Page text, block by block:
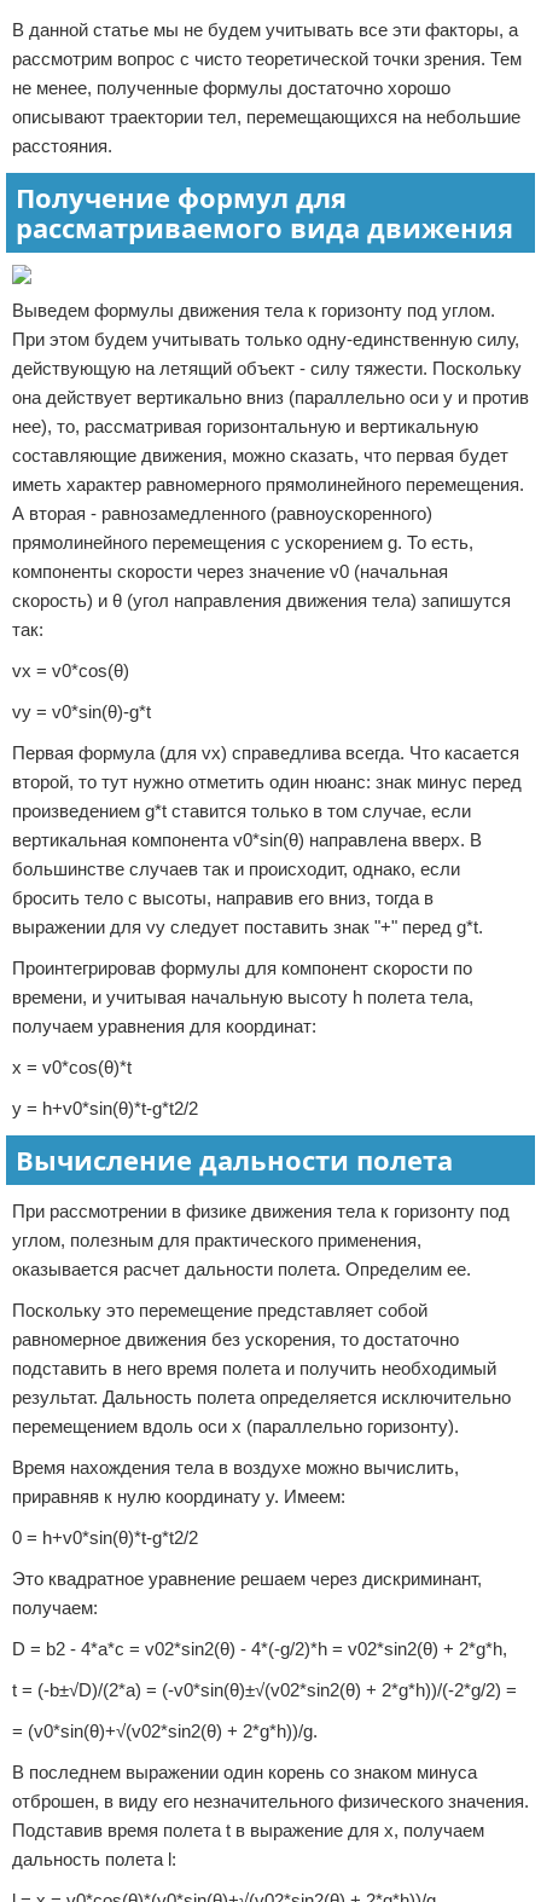
В данной статье мы не будем учитывать все эти факторы, а
рассмотрим вопрос с чисто теоретической точки зрения. Тем
не менее, полученные формулы достаточно хорошо
описывают траектории тел, перемещающихся на небольшие
расстояния.
Получение формул для
рассматриваемого вида движения
Выведем формулы движения тела к горизонту под углом.
При этом будем учитывать только одну-единственную силу,
действующую на летящий объект - силу тяжести. Поскольку
она действует вертикально вниз (параллельно оси y и против
нее), то, рассматривая горизонтальную и вертикальную
составляющие движения, можно сказать, что первая будет
иметь характер равномерного прямолинейного перемещения.
А вторая - равнозамедленного (равноускоренного)
прямолинейного перемещения с ускорением g. То есть,
компоненты скорости через значение v0 (начальная
скорость) и θ (угол направления движения тела) запишутся
так:
vx = v0*cos(θ)
vy = v0*sin(θ)-g*t
Первая формула (для vx) справедлива всегда. Что касается
второй, то тут нужно отметить один нюанс: знак минус перед
произведением g*t ставится только в том случае, если
вертикальная компонента v0*sin(θ) направлена вверх. В
большинстве случаев так и происходит, однако, если
бросить тело с высоты, направив его вниз, тогда в
выражении для vy следует поставить знак "+" перед g*t.
Проинтегрировав формулы для компонент скорости по
времени, и учитывая начальную высоту h полета тела,
получаем уравнения для координат:
x = v0*cos(θ)*t
y = h+v0*sin(θ)*t-g*t2/2
Вычисление дальности полета
При рассмотрении в физике движения тела к горизонту под
углом, полезным для практического применения,
оказывается расчет дальности полета. Определим ее.
Поскольку это перемещение представляет собой
равномерное движения без ускорения, то достаточно
подставить в него время полета и получить необходимый
результат. Дальность полета определяется исключительно
перемещением вдоль оси x (параллельно горизонту).
Время нахождения тела в воздухе можно вычислить,
приравняв к нулю координату y. Имеем:
0 = h+v0*sin(θ)*t-g*t2/2
Это квадратное уравнение решаем через дискриминант,
получаем:
D = b2 - 4*a*c = v02*sin2(θ) - 4*(-g/2)*h = v02*sin2(θ) + 2*g*h,
t = (-b±√D)/(2*a) = (-v0*sin(θ)±√(v02*sin2(θ) + 2*g*h))/(-2*g/2) =
= (v0*sin(θ)+√(v02*sin2(θ) + 2*g*h))/g.
В последнем выражении один корень со знаком минуса
отброшен, в виду его незначительного физического значения.
Подставив время полета t в выражение для x, получаем
дальность полета l: